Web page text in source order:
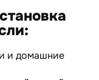
и домашние